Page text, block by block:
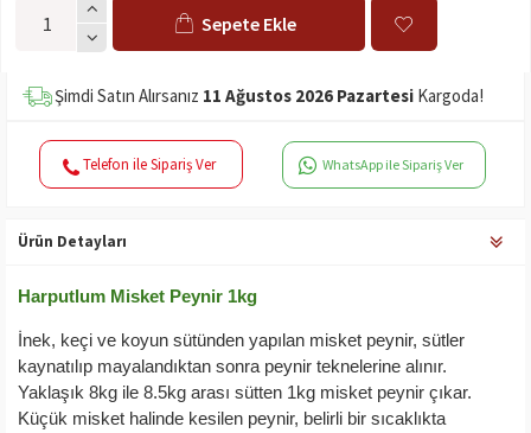
Sepete Ekle
Şimdi Satın Alırsanız 11 Ağustos 2026 Pazartesi Kargoda!
Telefon ile Sipariş Ver WhatsApp ile Sipariş Ver
Ürün Detayları
Harputlum Misket Peynir 1kg
İnek, keçi ve koyun sütünden yapılan misket peynir, sütler
kaynatılıp mayalandıktan sonra peynir teknelerine alınır.
Yaklaşık 8kg ile 8.5kg arası sütten 1kg misket peynir çıkar.
Küçük misket halinde kesilen peynir, belirli bir sıcaklıkta